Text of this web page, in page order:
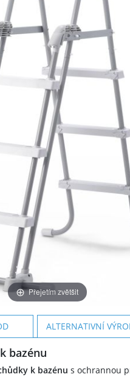
Přejetím zvětšit
ALTERNATIVNÍ
bazénu
k bazénu s ochrannou